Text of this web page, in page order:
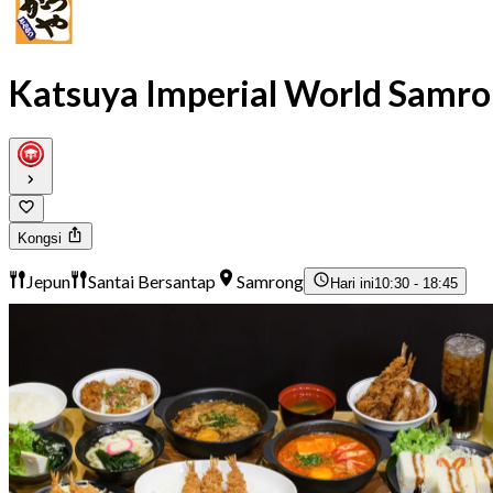
Katsuya Imperial World
Kongsi
Jepun Santai Bersantap Samrong Hari ini10:30 - 18:45